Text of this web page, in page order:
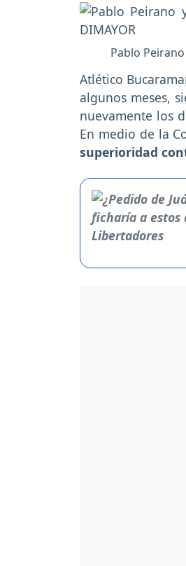
Pablo
Atlético
algunos meses,
nuevamente los
En medio de la
superioridad